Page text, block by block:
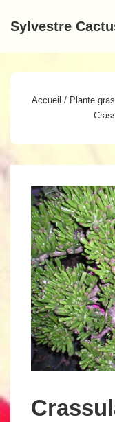
passer
Sylvestre
Accueil / Plante